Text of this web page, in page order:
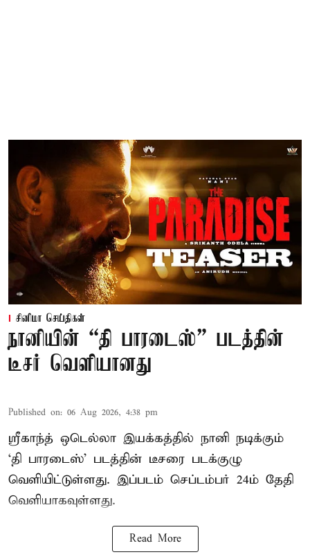
சினிமா செய்திகள்
நானியின் “தி பாரடைஸ்” படத்தின்
டீசர் வெளியானது
Published on: 06 Aug 2026, 4:38 pm
ஸ்ரீகாந்த் ஒடெல்லா இயக்கத்தில் நானி நடிக்கும்
‘தி பாரடைஸ்’ படத்தின் டீசரை படக்குழு
வெளியிட்டுள்ளது. இப்படம் செப்டம்பர் 24ம் தேதி
வெளியாகவுள்ளது.
Read More